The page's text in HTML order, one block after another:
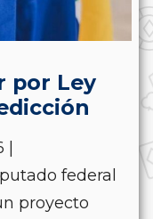
por Ley
federal
proyecto